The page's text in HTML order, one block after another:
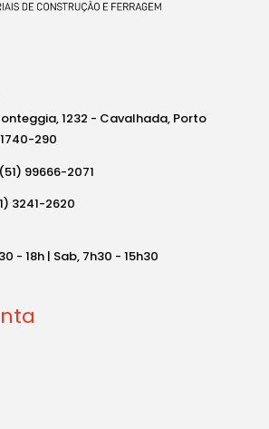
1232 - Cavalhada, Porto
290
99666-2071
3241-2620
- 18h | Sab, 7h30 - 15h30